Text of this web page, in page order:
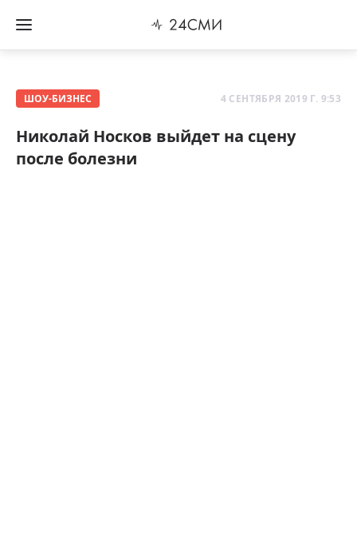
ШОУ-БИЗНЕС 4 СЕНТЯБРЯ 2019 Г. 9:53
Николай Носков выйдет на сцену
после болезни